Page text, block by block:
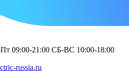
09:00-21:00 СБ-ВС 10:00-18:00
russia.ru